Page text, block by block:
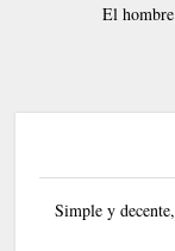
El
Simple y